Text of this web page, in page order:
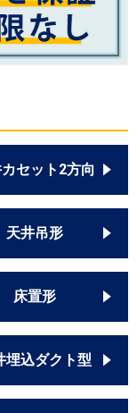
セット2方向
天井吊形
床置形
埋込ダクト型